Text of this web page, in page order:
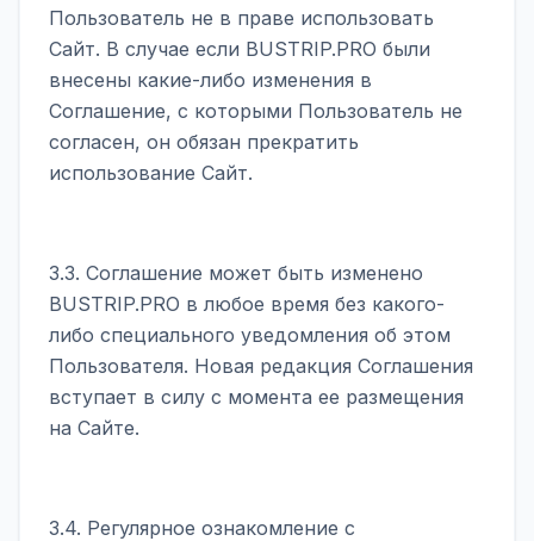
Пользователь не в праве использовать
Сайт. В случае если BUSTRIP.PRO были
внесены какие-либо изменения в
Соглашение, с которыми Пользователь не
согласен, он обязан прекратить
использование Сайт.
3.3. Соглашение может быть изменено
BUSTRIP.PRO в любое время без какого-
либо специального уведомления об этом
Пользователя. Новая редакция Соглашения
вступает в силу с момента ее размещения
на Сайте.
3.4. Регулярное ознакомление с